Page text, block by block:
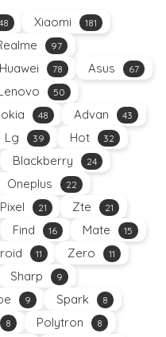
Xiaomi 181
97
Huawei 78 Asus 67
50
48 Advan 43
Lg 39 Hot 32
Blackberry 24
Oneplus 22
Pixel 21 Zte 21
Find 16 Mate 15
11 Zero 11
Sharp 9
9 Spark 8
8 Polytron 8